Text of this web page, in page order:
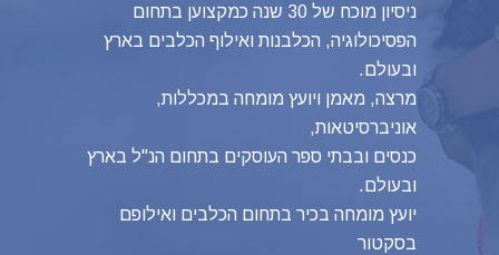
ניסיון מוכח של 30 שנה כמקצוען בתחום
הפסיכולוגיה, הכלבנות ואילוף הכלבים בארץ
ובעולם.
מרצה, מאמן ויועץ מומחה במכללות,
אוניברסיטאות,
כנסים ובבתי ספר העוסקים בתחום הנ"ל בארץ
ובעולם.
יועץ מומחה בכיר בתחום הכלבים ואילופם
בסקטור